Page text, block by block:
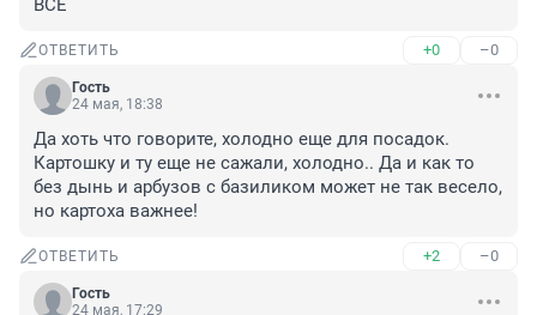
ВСЁ
ОТВЕТИТЬ +0 –0
Гость
24 мая, 18:38
Да хоть что говорите, холодно еще для посадок.
Картошку и ту еще не сажали, холодно.. Да и как то
без дынь и арбузов с базиликом может не так весело,
но картоха важнее!
ОТВЕТИТЬ +2 –0
Гость
24 мая, 17:29